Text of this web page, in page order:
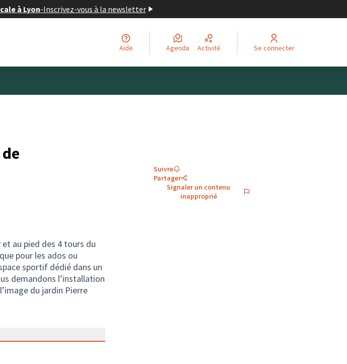
à Lyon-Inscrivez-vous à la newsletter
Aide Agenda Activité Se connecter
et au pied des 4 tours du
pour les ados ou
sportif dédié dans un
demandons l’installation
du jardin Pierre
Suivre
Partager
Signaler un contenu
inapproprié